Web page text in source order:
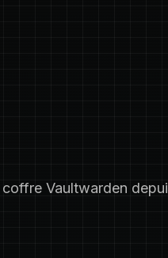
Vaultwarden